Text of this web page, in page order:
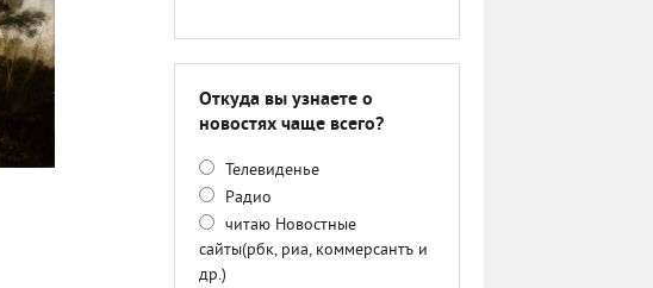
Откуда вы узнаете о
новостях чаще всего?
Телевиденье
Радио
читаю Новостные
сайты(рбк, риа, коммерсантъ и
др.)